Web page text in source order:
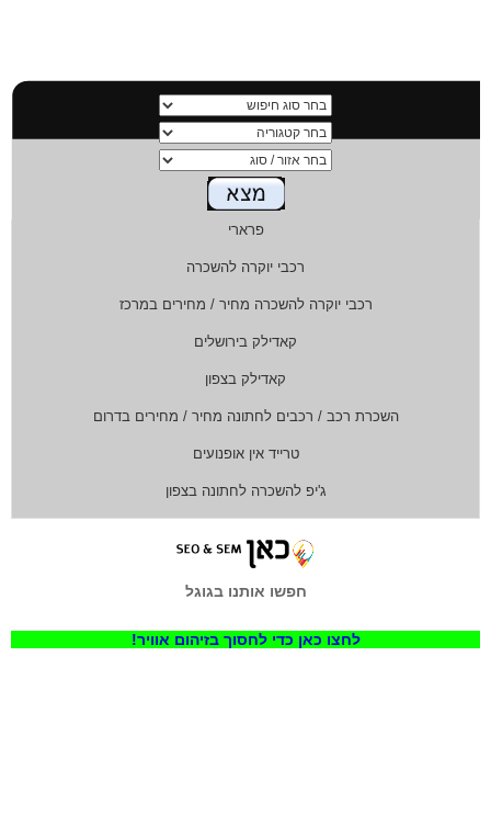
פרארי
רכבי יוקרה להשכרה
רכבי יוקרה להשכרה מחיר / מחירים במרכז
קאדילק בירושלים
קאדילק בצפון
השכרת רכב / רכבים לחתונה מחיר / מחירים בדרום
טרייד אין אופנועים
ג'יפ להשכרה לחתונה בצפון
חפשו אותנו בגוגל
לחצו כאן כדי לחסוך בזיהום אוויר!